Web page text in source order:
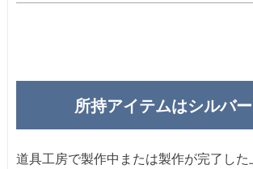
所持アイテムはシルバ
道具工房で製作中または製作が完了し